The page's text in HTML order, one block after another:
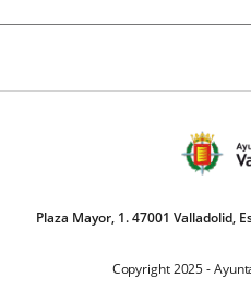
Plaza Mayor, 1. 47001 Valladolid,
Copyright 2025 -